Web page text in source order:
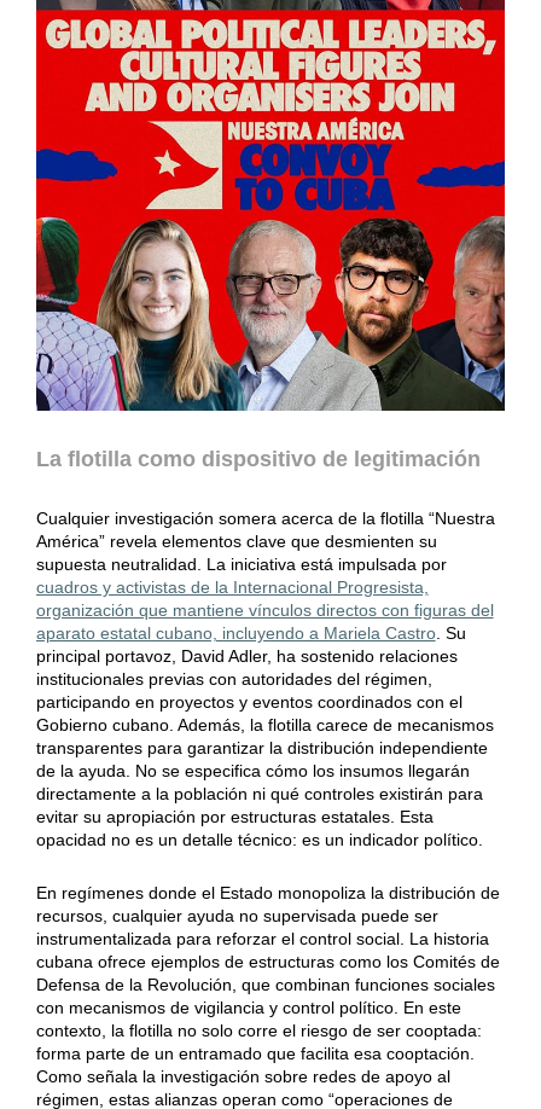
La flotilla como dispositivo de legitimación
Cualquier investigación somera acerca de la flotilla “Nuestra
América” revela elementos clave que desmienten su
supuesta neutralidad. La iniciativa está impulsada por
cuadros y activistas de la Internacional Progresista,
organización que mantiene vínculos directos con figuras del
aparato estatal cubano, incluyendo a Mariela Castro. Su
principal portavoz, David Adler, ha sostenido relaciones
institucionales previas con autoridades del régimen,
participando en proyectos y eventos coordinados con el
Gobierno cubano. Además, la flotilla carece de mecanismos
transparentes para garantizar la distribución independiente
de la ayuda. No se especifica cómo los insumos llegarán
directamente a la población ni qué controles existirán para
evitar su apropiación por estructuras estatales. Esta
opacidad no es un detalle técnico: es un indicador político.
En regímenes donde el Estado monopoliza la distribución de
recursos, cualquier ayuda no supervisada puede ser
instrumentalizada para reforzar el control social. La historia
cubana ofrece ejemplos de estructuras como los Comités de
Defensa de la Revolución, que combinan funciones sociales
con mecanismos de vigilancia y control político. En este
contexto, la flotilla no solo corre el riesgo de ser cooptada:
forma parte de un entramado que facilita esa cooptación.
Como señala la investigación sobre redes de apoyo al
régimen, estas alianzas operan como “operaciones de